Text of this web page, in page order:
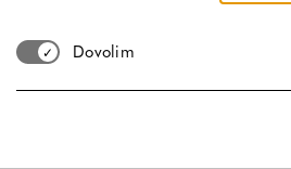
Bela(2)
Dovolim